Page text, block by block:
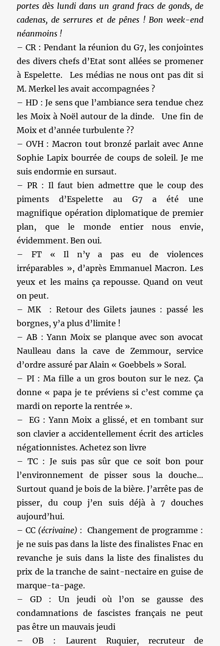
portes dès lundi dans un grand fracs de gonds, de
cadenas, de serrures et de pênes ! Bon week-end
néanmoins !
– CR : Pendant la réunion du G7, les conjointes
des divers chefs d’Etat sont allées se promener
à Espelette. Les médias ne nous ont pas dit si
M. Merkel les avait accompagnées ?
– HD : Je sens que l’ambiance sera tendue chez
les Moix à Noël autour de la dinde. Une fin de
Moix et d’année turbulente ??
– OVH : Macron tout bronzé parlait avec Anne
Sophie Lapix bourrée de coups de soleil. Je me
suis endormie en sursaut.
– PR : Il faut bien admettre que le coup des
piments d’Espelette au G7 a été une
magnifique opération diplomatique de premier
plan, que le monde entier nous envie,
évidemment. Ben oui.
– FT « Il n’y a pas eu de violences
irréparables », d’après Emmanuel Macron. Les
yeux et les mains ça repousse. Quand on veut
on peut.
– MK : Retour des Gilets jaunes : passé les
borgnes, y’a plus d’limite !
– AB : Yann Moix se planque avec son avocat
Naulleau dans la cave de Zemmour, service
d’ordre assuré par Alain « Goebbels » Soral.
– PI : Ma fille a un gros bouton sur le nez. Ça
donne « papa je te préviens si c’est comme ça
mardi on reporte la rentrée ».
– EG : Yann Moix a glissé, et en tombant sur
son clavier a accidentellement écrit des articles
négationnistes. Achetez son livre
– TC : Je suis pas sûr que ce soit bon pour
l’environnement de pisser sous la douche…
Surtout quand je bois de la bière. J’arrête pas de
pisser, du coup j’en suis déjà à 7 douches
aujourd’hui.
– CC (écrivaine) : Changement de programme :
je ne suis pas dans la liste des finalistes Fnac en
revanche je suis dans la liste des finalistes du
prix de la tranche de saint-nectaire en guise de
marque-ta-page.
– GD : Un jeudi où l’on se gausse des
condamnations de fascistes français ne peut
pas être un mauvais jeudi
– OB : Laurent Ruquier, recruteur de